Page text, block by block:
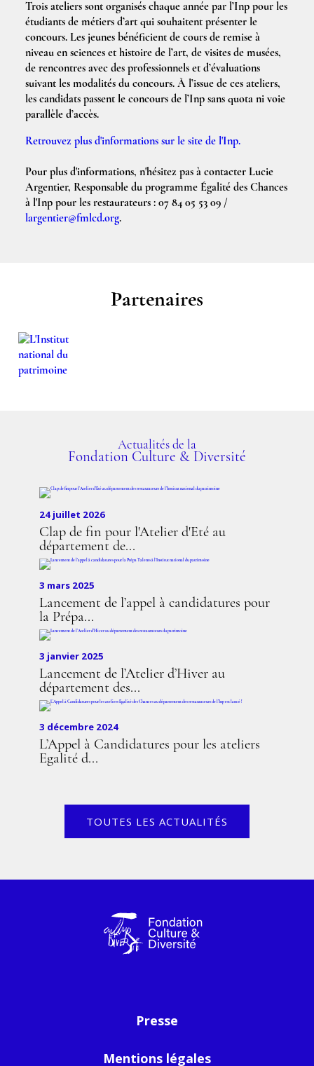
Trois ateliers sont organisés chaque année par l’Inp pour les
étudiants de métiers d’art qui souhaitent présenter le
concours. Les jeunes bénéficient de cours de remise à
niveau en sciences et histoire de l’art, de visites de musées,
de rencontres avec des professionnels et d’évaluations
suivant les modalités du concours. À l’issue de ces ateliers,
les candidats passent le concours de l’Inp sans quota ni voie
parallèle d’accès.
Retrouvez plus d'informations sur le site de l'Inp.
Pour plus d'informations, n'hésitez pas à contacter Lucie
Argentier, Responsable du programme Égalité des Chances
à l'Inp pour les restaurateurs : 07 84 05 53 09 /
largentier@fmlcd.org.
Partenaires
Actualités de la
Fondation Culture & Diversité
24 juillet 2026
Clap de fin pour l'Atelier d'Eté au
département de...
3 mars 2025
Lancement de l’appel à candidatures pour
la Prépa...
3 janvier 2025
Lancement de l’Atelier d’Hiver au
département des...
3 décembre 2024
L’Appel à Candidatures pour les ateliers
Egalité d...
TOUTES LES ACTUALITÉS
Presse
Mentions légales